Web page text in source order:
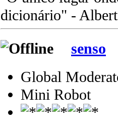
dicionário" -
senso
Global
Mini Robot